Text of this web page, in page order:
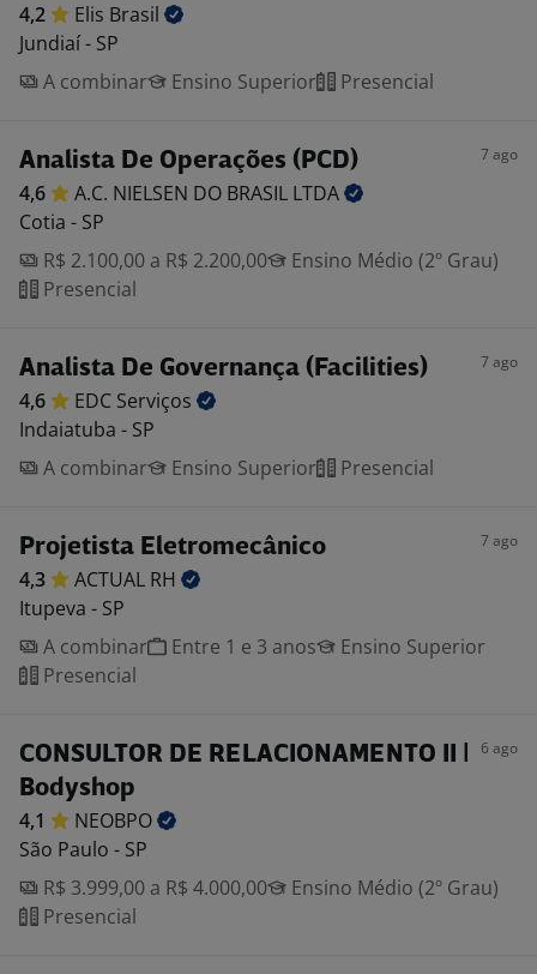
4,2 Elis Brasil
Jundiaí - SP
A combinar
Ensino Superior Presencial
Analista De Operações (PCD) 7 ago
4,6 A.C. NIELSEN DO BRASIL LTDA
Cotia - SP
R$ 2.100,00 a R$ 2.200,00
Ensino Médio (2º Grau)
Presencial
Analista De Governança (Facilities) 7 ago
4,6 EDC Serviços
Indaiatuba - SP
A combinar
Ensino Superior Presencial
Projetista Eletromecânico 7 ago
4,3 ACTUAL RH
Itupeva - SP
A combinar
Entre 1 e 3 anos
Ensino Superior
Presencial
CONSULTOR DE RELACIONAMENTO II |
Bodyshop
6 ago
4,1
NEOBPO
São Paulo - SP
R$ 3.999,00 a R$ 4.000,00
Ensino Médio (2º Grau)
Presencial